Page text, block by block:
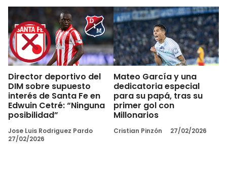
Director deportivo del
DIM sobre supuesto
interés de Santa Fe en
Edwuin Cetré: “Ninguna
posibilidad”
Jose Luis Rodriguez Pardo
27/02/2026
Mateo García y una
dedicatoria especial
para su papá, tras su
primer gol con
Millonarios
Cristian Pinzón 27/02/2026